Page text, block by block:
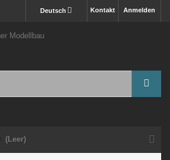
Anmelden
Kontakt
Deutsch
(Leer)